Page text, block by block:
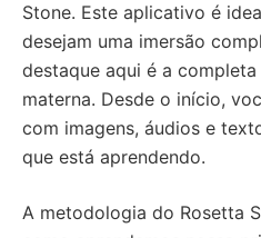
Stone. Este aplicativo é
desejam uma imersão
destaque aqui é a
materna. Desde o início,
com imagens, áudios e
que está aprendendo.
A metodologia do Rosetta